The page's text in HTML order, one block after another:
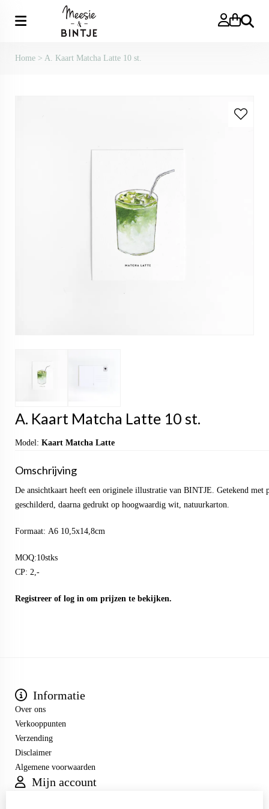
Zoeken
Home > A. Kaart Matcha Latte 10 st.
A. Kaart Matcha Latte 10 st.
Model: Kaart Matcha Latte
Omschrijving
De ansichtkaart heeft een originele illustratie van BINTJE. Getekend met
geschilderd, daarna gedrukt op hoogwaardig wit, natuurkarton.
Formaat: A6 10,5x14,8cm
MOQ:10stks
CP: 2,-
Registreer of log in om prijzen te bekijken.
Informatie
Over ons
Verkooppunten
Verzending
Disclaimer
Algemene voorwaarden
Mijn account